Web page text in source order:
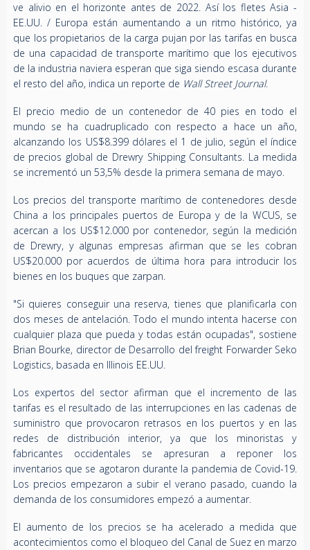
ve alivio en el horizonte antes de 2022. Así los fletes Asia -
EE.UU. / Europa están aumentando a un ritmo histórico, ya
que los propietarios de la carga pujan por las tarifas en busca
de una capacidad de transporte marítimo que los ejecutivos
de la industria naviera esperan que siga siendo escasa durante
el resto del año, indica un reporte de Wall Street Journal.
El precio medio de un contenedor de 40 pies en todo el
mundo se ha cuadruplicado con respecto a hace un año,
alcanzando los US$8.399 dólares el 1 de julio, según el índice
de precios global de Drewry Shipping Consultants. La medida
se incrementó un 53,5% desde la primera semana de mayo.
Los precios del transporte marítimo de contenedores desde
China a los principales puertos de Europa y de la WCUS, se
acercan a los US$12.000 por contenedor, según la medición
de Drewry, y algunas empresas afirman que se les cobran
US$20.000 por acuerdos de última hora para introducir los
bienes en los buques que zarpan.
"Si quieres conseguir una reserva, tienes que planificarla con
dos meses de antelación. Todo el mundo intenta hacerse con
cualquier plaza que pueda y todas están ocupadas", sostiene
Brian Bourke, director de Desarrollo del freight Forwarder Seko
Logistics, basada en Illinois EE.UU.
Los expertos del sector afirman que el incremento de las
tarifas es el resultado de las interrupciones en las cadenas de
suministro que provocaron retrasos en los puertos y en las
redes de distribución interior, ya que los minoristas y
fabricantes occidentales se apresuran a reponer los
inventarios que se agotaron durante la pandemia de Covid-19.
Los precios empezaron a subir el verano pasado, cuando la
demanda de los consumidores empezó a aumentar.
El aumento de los precios se ha acelerado a medida que
acontecimientos como el bloqueo del Canal de Suez en marzo